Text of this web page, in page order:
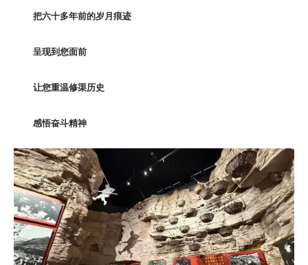
把六十多年前的岁月痕迹
呈现到您面前
让您重温修渠历史
感悟奋斗精神